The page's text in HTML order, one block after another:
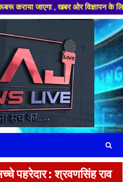
, खबर ओर विज्ञापन के लिए संपर्क
पहरेदार : श्रवणसिंह राव